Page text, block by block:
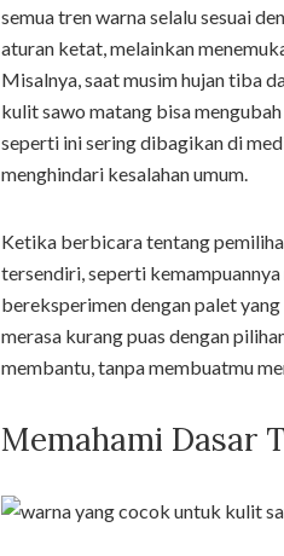
semua tren warna selalu sesuai
aturan ketat, melainkan
Misalnya, saat musim hujan tiba
kulit sawo matang bisa
seperti ini sering dibagikan di
menghindari kesalahan umum.
Ketika berbicara tentang
tersendiri, seperti
bereksperimen dengan palet
merasa kurang puas dengan
membantu, tanpa membuatmu
Memahami Dasar